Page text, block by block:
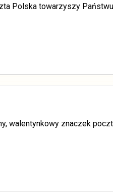
Polska towarzyszy
walentynkowy znaczek